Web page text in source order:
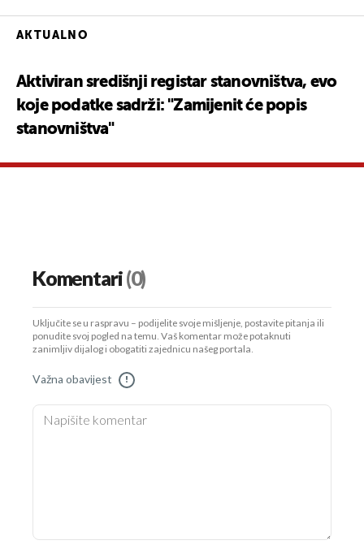
AKTUALNO
Aktiviran središnji registar stanovništva, evo
koje podatke sadrži: "Zamijenit će popis
stanovništva"
Komentari(0)
Uključite se u raspravu – podijelite svoje mišljenje, postavite pitanja ili
ponudite svoj pogled na temu. Vaš komentar može potaknuti
zanimljiv dijalog i obogatiti zajednicu našeg portala.
Važna obavijest !